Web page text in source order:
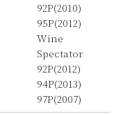
92P(2010)
95P(2012)
Wine
Spectator
92P(2012)
94P(2013)
97P(2007)